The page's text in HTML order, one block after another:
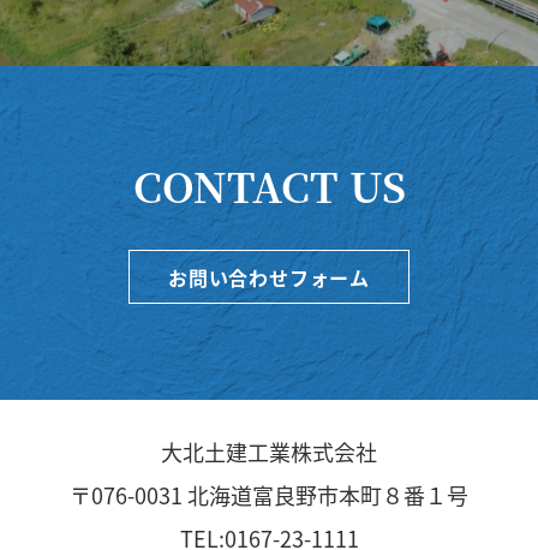
CONTACT US
お問い合わせフォーム
大北土建工業株式会社
〒076-0031北海道富良野市本町８番１号
TEL:0167-23-1111